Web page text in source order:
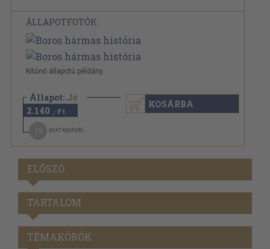
ÁLLAPOTFOTÓK
Kitűnő állapotú példány.
Állapot: Jó
2.140 ,-Ft
pont kapható
KOSÁRBA
ELŐSZÓ
TARTALOM
TÉMAKÖRÖK